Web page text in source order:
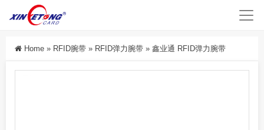
Home » RFID腕带 » RFID弹力腕带 » 鑫业通 RFID弹力腕带